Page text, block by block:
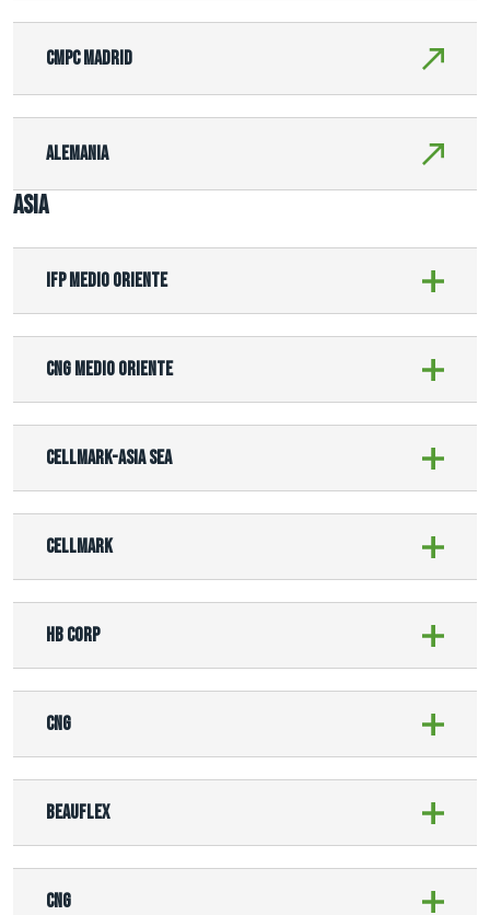
CMPC Madrid
Alemania
ASIA
IFP Medio Oriente
CNG Medio Oriente
Cellmark-ASIA SEA
Cellmark
HB Corp
CNG
Beauflex
CNG